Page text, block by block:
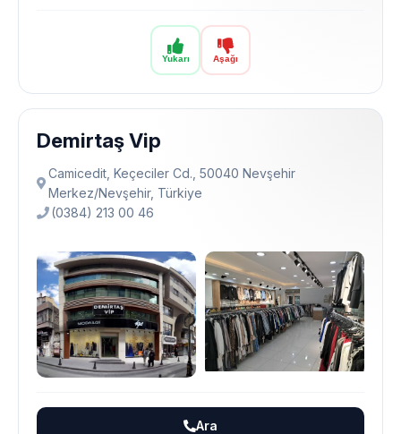
Yukarı Aşağı
Demirtaş Vip
Camicedit, Keçeciler Cd., 50040 Nevşehir
Merkez/Nevşehir, Türkiye
(0384) 213 00 46
Ara